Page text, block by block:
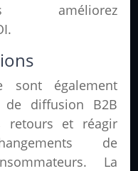
améliorez
sont également
de diffusion B2B
retours et réagir
de
La